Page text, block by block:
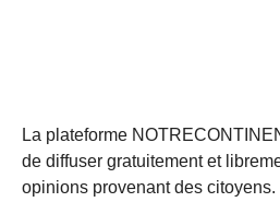
La plateforme
de diffuser gratuitement et
opinions provenant des